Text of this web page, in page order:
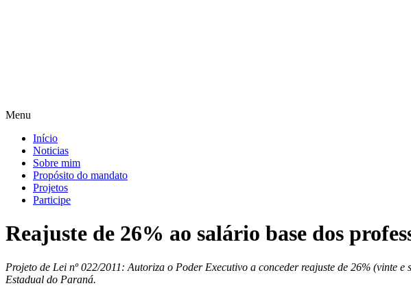
Menu
Início
Noticias
Sobre mim
Propósito do mandato
Projetos
Participe
Reajuste de 26% ao salário base dos
Projeto de Lei nº 022/2011: Autoriza o Poder Executivo a conceder reajuste de 26% (vinte
Estadual do Paraná.